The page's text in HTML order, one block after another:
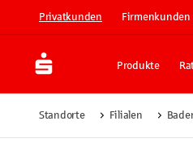
Privatkunden Firmenkunden
Produkte
Standorte Filialen